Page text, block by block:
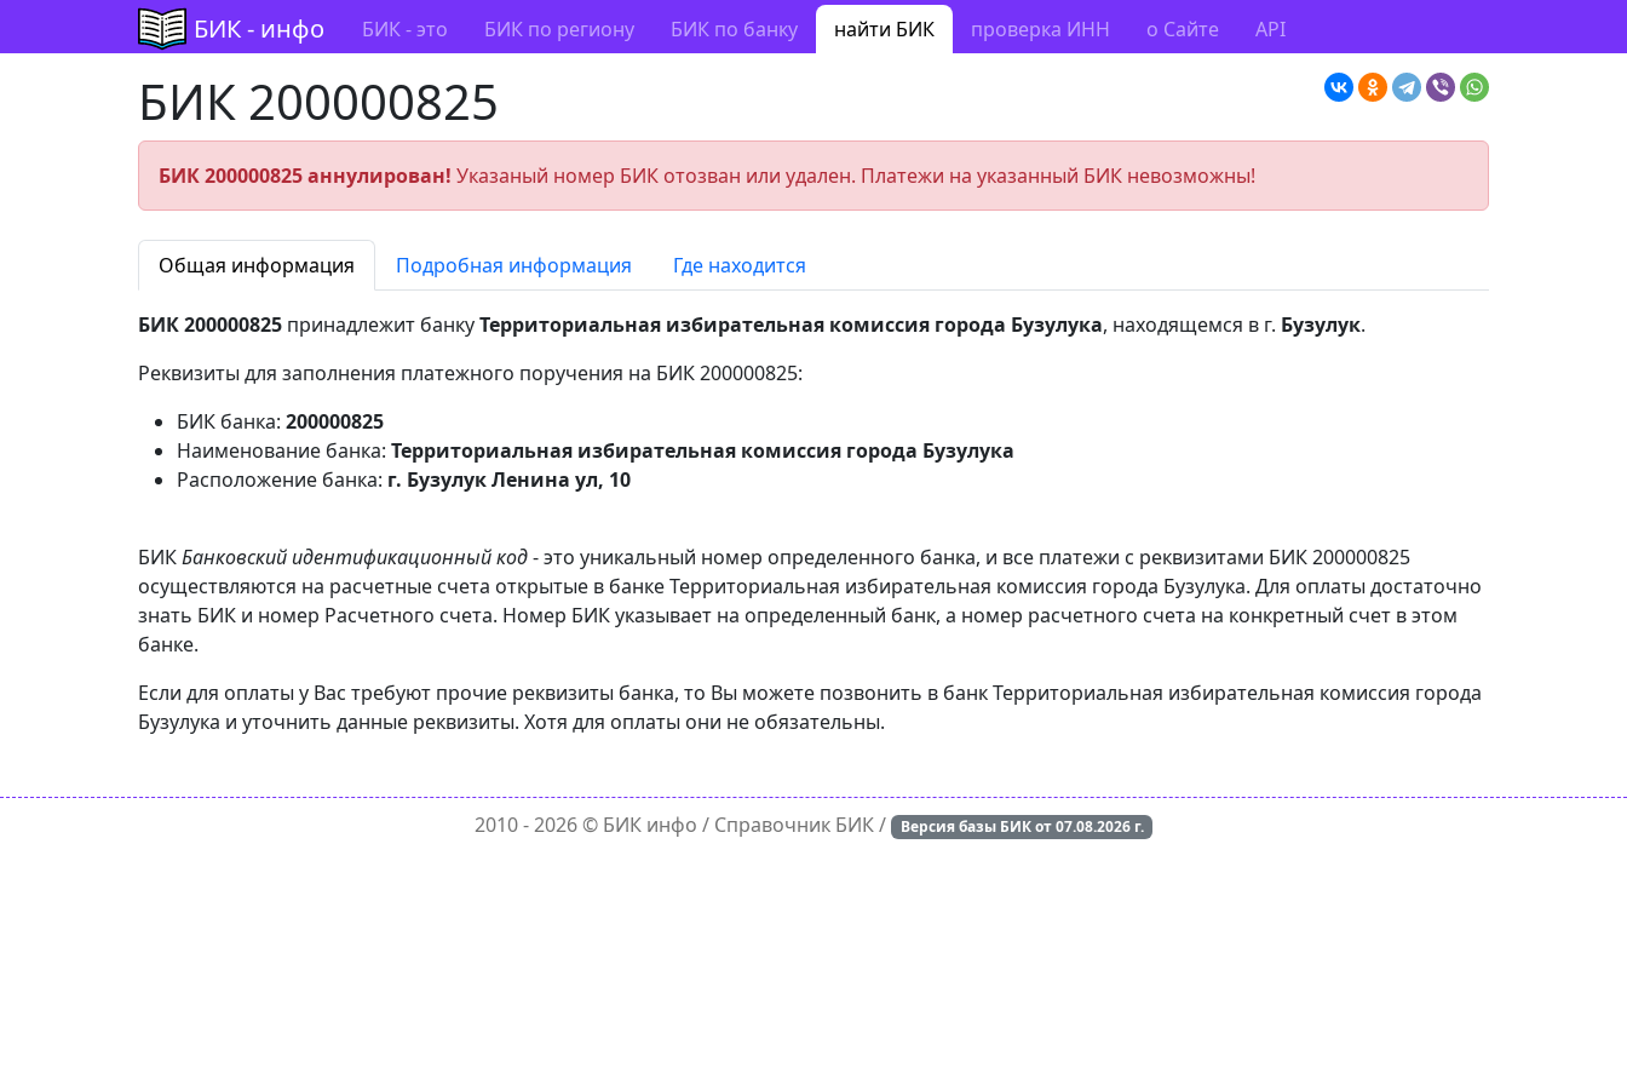
БИК - инфо БИК - это БИК по региону БИК по банку найти БИК проверка ИНН о Сайте API
БИК 200000825
БИК 200000825 аннулирован! Указаный номер БИК отозван или удален. Платежи на указанный БИК невозможны!
Общая информация Подробная информация Где находится
БИК 200000825 принадлежит банкуТерриториальная избирательная комиссия города Бузулука, находящемся в г. Бузулук.
Реквизиты для заполнения платежного поручения на БИК 200000825:
БИК банка: 200000825
Наименование банка: Территориальная избирательная комиссия города Бузулука
Расположение банка: г. Бузулук Ленина ул, 10
БИКБанковский идентификационный код- это уникальный номер определенного банка, и все платежи с реквизитами БИК 200000825
осуществляются на расчетные счета открытые в банке Территориальная избирательная комиссия города Бузулука. Для оплаты достаточно
знать БИК и номер Расчетного счета. Номер БИК указывает на определенный банк, а номер расчетного счета на конкретный счет в этом
банке.
Если для оплаты у Вас требуют прочие реквизиты банка, то Вы можете позвонить в банк Территориальная избирательная комиссия города
Бузулука и уточнить данные реквизиты. Хотя для оплаты они не обязательны.
2010 - 2026 © БИК инфо / Справочник БИК / Версия базы БИК от07.08.2026г.